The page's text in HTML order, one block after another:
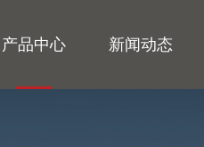
产品中心 新闻动态